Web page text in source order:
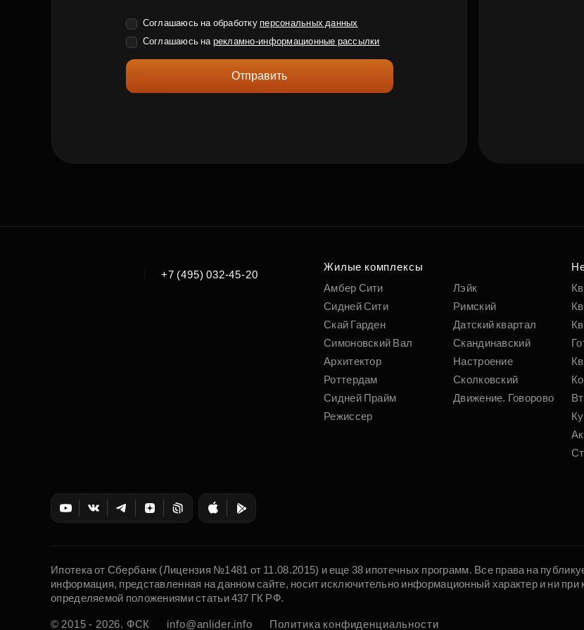
Соглашаюсь на обработку персональных данных
Соглашаюсь на рекламно-информационные рассылки
Отправить
+7 (495) 032-45-20
Жилые комплексы
Амбер Сити
Сидней Сити
Скай Гарден
Симоновский Вал
Архитектор
Роттердам
Сидней Прайм
Режиссер
Лэйк
Римский
Датский квартал
Скандинавский
Настроение
Сколковский
Движение. Говорово
Ипотека от Сбербанк (Лицензия №1481 от 11.08.2015) и еще 38 ипотечных программ. Все права на
информация, представленная на данном сайте, носит исключительно информационный характер и ни при
определяемой положениями статьи 437 ГК РФ.
© 2015 - 2026. ФСК info@anlider.info Политика конфиденциальности